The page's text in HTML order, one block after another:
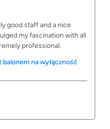
good staff and a nice
my fascination with all
professional.
balonem na wyłączność